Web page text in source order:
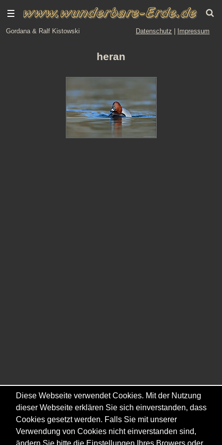
Gordana & Ralf Kistowski Datenschutz Impressum
heran
Diese Webseite verwendet Cookies. Mit der Nutzung
dieser Webseite erklären Sie sich einverstanden, dass
Cookies gesetzt werden. Falls Sie mit unserer
Verwendung von Cookies nicht einverstanden sind,
ändern Sie bitte die Einstellungen Ihres Browers oder